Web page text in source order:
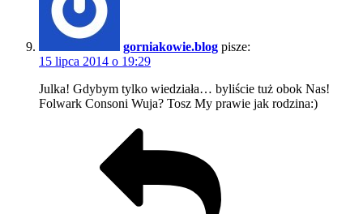
gorniakowie.blog pisze:
15 lipca 2014 o 19:29
Julka! Gdybym tylko wiedziała… byliście tuż obok Nas!
Folwark Consoni Wuja? Tosz My prawie jak rodzina:)